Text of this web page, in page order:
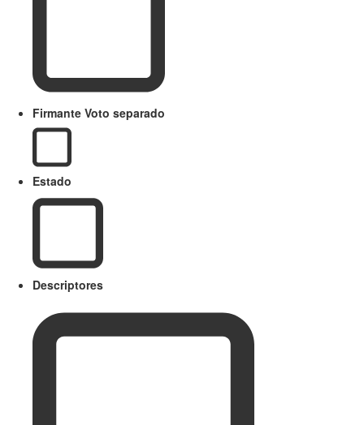
Firmante Voto separado
Estado
Descriptores